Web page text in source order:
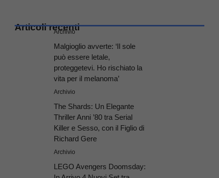
Articoli recenti
Archivio
Malgioglio avverte: ‘Il sole
può essere letale,
proteggetevi. Ho rischiato la
vita per il melanoma’
Archivio
The Shards: Un Elegante
Thriller Anni ’80 tra Serial
Killer e Sesso, con il Figlio di
Richard Gere
Archivio
LEGO Avengers Doomsday: